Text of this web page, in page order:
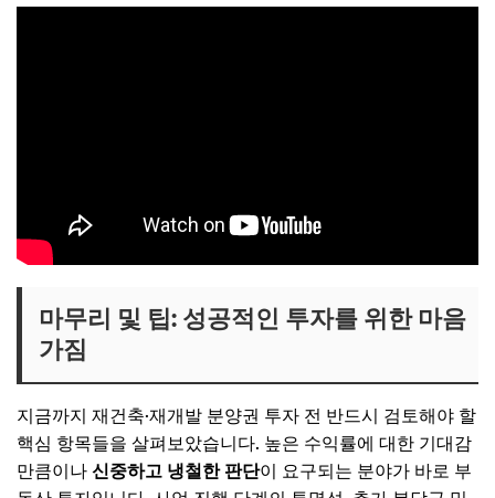
마무리 및 팁: 성공적인 투자를 위한 마음
가짐
지금까지 재건축·재개발 분양권 투자 전 반드시 검토해야 할
핵심 항목들을 살펴보았습니다. 높은 수익률에 대한 기대감
만큼이나 신중하고 냉철한 판단이 요구되는 분야가 바로 부